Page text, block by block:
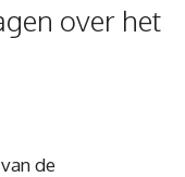
over het
de